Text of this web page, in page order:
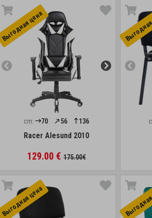
Выгоднaя цена
cm: 70 56 136
Racer Alesund 2010
129.00 € 175.00€
Выгоднaя цена